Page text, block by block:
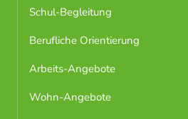
Schul-Begleitung
Berufliche Orientierung
Arbeits-Angebote
Wohn-Angebote